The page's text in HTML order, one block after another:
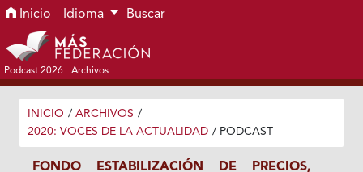
Ir al menú de navegación principal
Ir al contenido principal
Ir al pie de página del sitio
Inicio Idioma Buscar
Podcast 2026 Archivos
INICIO / ARCHIVOS /
2020: VOCES DE LA ACTUALIDAD / PODCAST
FONDO ESTABILIZACIÓN DE PRECIOS,